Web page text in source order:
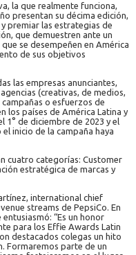
la que realmente funciona,
presentan su décima edición,
premiar las estrategias de
que demuestren ante un
se desempeñen en América
de sus objetivos
las empresas anunciantes,
(creativas, de medios,
o esfuerzos de
los países de América Latina y
1° de diciembre de 2023 y el
inicio de la campaña haya
cuatro categorías: Customer
estratégica de marcas y
international chief
streams de PepsiCo. En
“Es un honor
para los Effie Awards Latin
destacados colegas un hito
Formaremos parte de un